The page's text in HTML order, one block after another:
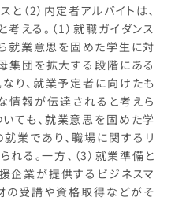
と（2）内定者アルバイトは、
える。（1）就職ガイダンス
就業意思を固めた学生に対
集団を拡大する段階にある
り、就業予定者に向けたも
情報が伝達されると考えら
いても、就業意思を固めた学
業であり、職場に関するリ
る。一方、（3）就業準備と
企業が提供するビジネスマ
の受講や資格取得などがそ